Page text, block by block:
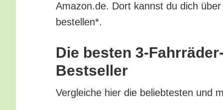
Amazon.de. Dort kannst du dich
bestellen*.
Die bes­ten
Bestseller
Ver­glei­che hier die belieb­tes­ten und